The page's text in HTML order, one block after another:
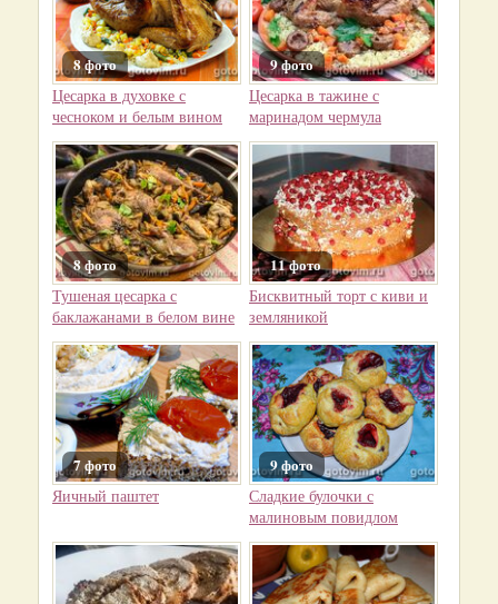
8 фото
Цесарка в духовке с
чесноком и белым вином
9 фото
Цесарка в тажине с
маринадом чермула
8 фото
Тушеная цесарка с
баклажанами в белом вине
11 фото
Бисквитный торт с киви и
земляникой
7 фото
Яичный паштет
9 фото
Сладкие булочки с
малиновым повидлом